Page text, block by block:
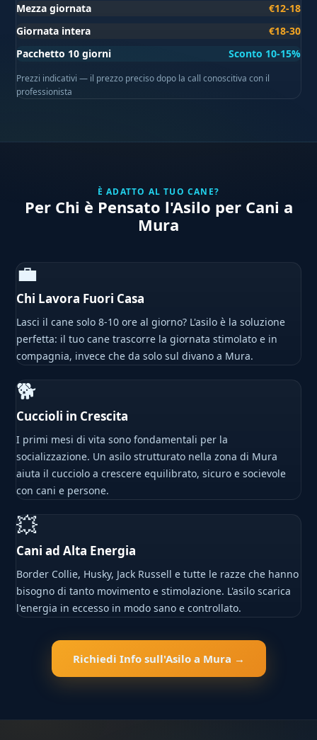
Mezza giornata
€12-18
Giornata intera
€18-30
Pacchetto 10 giorni
Sconto 10-15%
Prezzi indicativi — il prezzo preciso dopo la call conoscitiva con il
professionista
È ADATTO AL TUO CANE?
Per Chi è Pensato l'Asilo per Cani a
Mura
💼
Chi Lavora Fuori Casa
Lasci il cane solo 8-10 ore al giorno? L'asilo è la soluzione
perfetta: il tuo cane trascorre la giornata stimolato e in
compagnia, invece che da solo sul divano a Mura.
🐕
Cuccioli in Crescita
I primi mesi di vita sono fondamentali per la
socializzazione. Un asilo strutturato nella zona di Mura
aiuta il cucciolo a crescere equilibrato, sicuro e socievole
con cani e persone.
💥
Cani ad Alta Energia
Border Collie, Husky, Jack Russell e tutte le razze che hanno
bisogno di tanto movimento e stimolazione. L'asilo scarica
l'energia in eccesso in modo sano e controllato.
Richiedi Info sull'Asilo a Mura →